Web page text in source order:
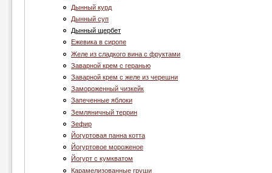
Дынный курд
Дынный суп
Дынный щербет
Ежевика в сиропе
Желе из сладкого вина с фруктами
Заварной крем с геранью
Заварной крем с желе из черешни
Замороженный чизкейк
Запеченные яблоки
Земляничный террин
Зефир
Йогуртовая панна котта
Йогуртовое мороженое
Йогурт с кумкватом
Карамелизованные груши